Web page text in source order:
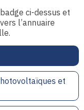
et
ci-dessus et
l’annuaire